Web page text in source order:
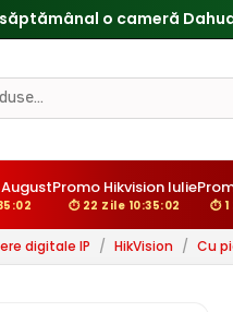
Promo Hikvision Iulie
⏱ 22 Zile 10:35:01 ⏱ 1
digitale IP / HikVision / Cu